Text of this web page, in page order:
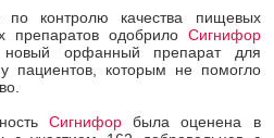
по контролю качества пищевых
препаратов одобрило Сигнифор
новый орфанный препарат для
пациентов, которым не помогло
Сигнифорбыла оценена в